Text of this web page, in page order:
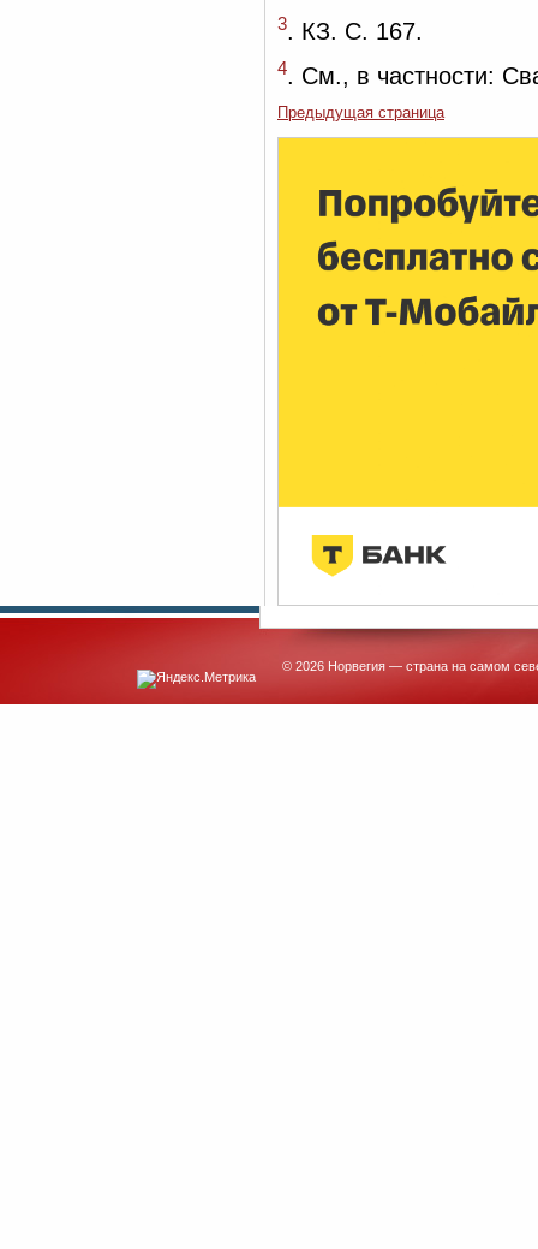
3 . КЗ. С. 167.
4. См., в частности:
Предыдущая страница
© 2026 Норвегия — страна на самом